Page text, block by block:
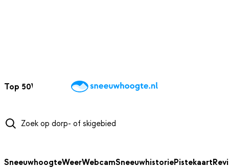
Top 50Webcams WintersportweerKaarten
SneeuwhoogteWeerWebcamSneeuwhistoriePistekaart